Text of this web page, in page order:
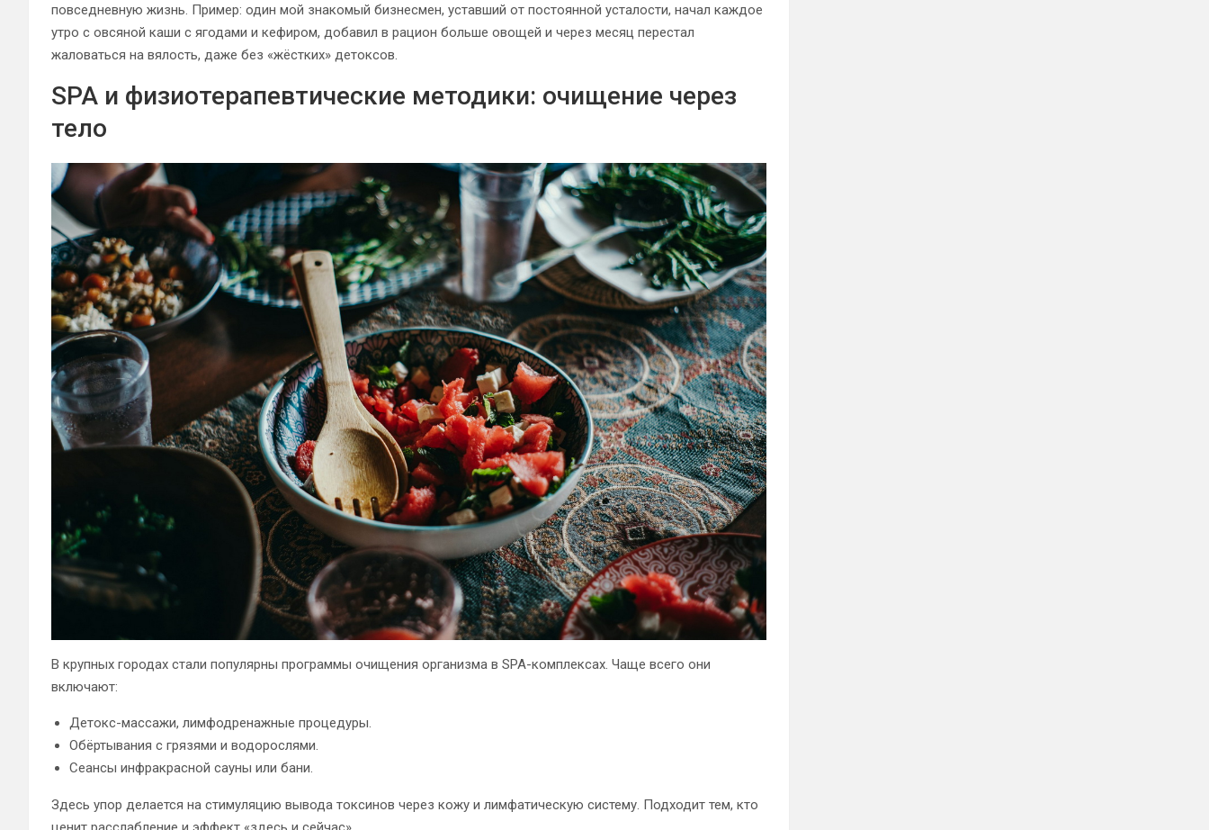
повседневную жизнь. Пример: один мой знакомый бизнесмен, уставший от постоянной усталости, начал каждое
утро с овсяной каши с ягодами и кефиром, добавил в рацион больше овощей и через месяц перестал
жаловаться на вялость, даже без «жёстких» детоксов.
SPA и физиотерапевтические методики: очищение через
тело
В крупных городах стали популярны программы очищения организма в SPA-комплексах. Чаще всего они
включают:
Детокс-массажи, лимфодренажные процедуры.
Обёртывания с грязями и водорослями.
Сеансы инфракрасной сауны или бани.
Здесь упор делается на стимуляцию вывода токсинов через кожу и лимфатическую систему. Подходит тем, кто